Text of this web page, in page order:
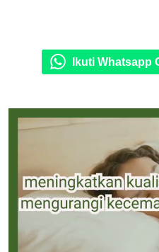
Ikuti Whatsapp